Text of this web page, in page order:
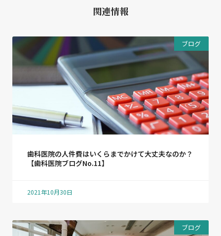
関連情報
ブログ
歯科医院の人件費はいくらまでかけて大丈夫なのか？
【歯科医院ブログNo.11】
2021年10月30日
ブログ